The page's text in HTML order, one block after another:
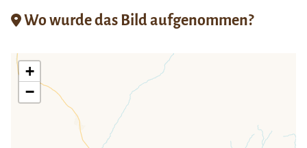
Wo wurde das Bild aufgenommen?
+
−